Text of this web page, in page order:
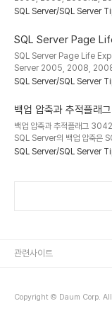
데이터 캡처, 변경 내용 추적,
리 계획을 논리 연산자로 이루
리연산자를 선택한다. 쿼리 최
사용하여 논리 연산자를 구현
여러 물리 연산자가 하나의 논
혹 하나의 물리 연산자가 여러
아래 표는 논리 및 물리 연산자
https://te..
SQL Server/SQL Server
SQL Server Page
SQL Server Page Life
Server 2005, 2008,
Page Life Expectancy(PLE)
Manager, SQL
있다. SQL Server:Buffer
페이지가 참조 없이 버퍼풀에
Server:Buffer Node /
없이 노드에서 버퍼풀에 남아
SQL Server/SQL Server
백업 압축과 추적플래
백업 압축과 추적플래그
SQL Server의 백업 압축은
터의 압축되지 않는 백업보다
정도에 따라 달라진다. 백업
SQL Server/SQL Server
Copyright © Daum Corp.
관련사이트